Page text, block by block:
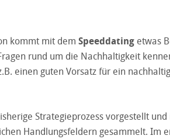
kommt mit dem Speeddating etwas
rund um die Nachhaltigkeit
einen guten Vorsatz für ein
Strategieprozess vorgestellt
Handlungsfeldern gesammelt. Im